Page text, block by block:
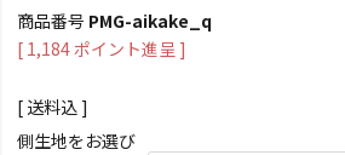
商品番号 PMG-aikake_q
[ 1,184ポイント進呈 ]
送料込
側生地をお選び